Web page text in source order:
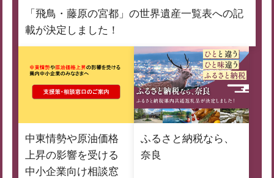
「飛鳥・藤原の宮都」の世界遺産一覧表への記
載が決定しました！
中東情勢や原油価格
上昇の影響を受ける
中小企業向け相談窓
ふるさと納税なら、
奈良